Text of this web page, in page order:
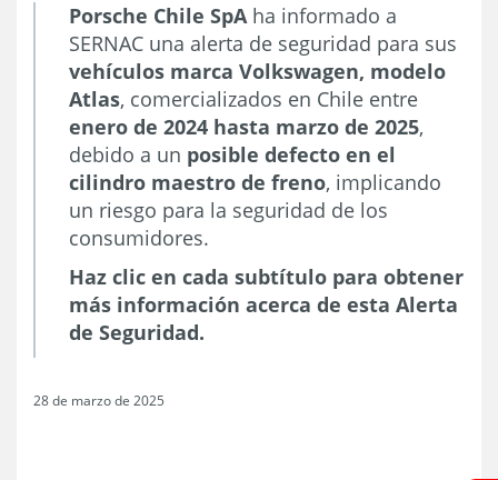
Porsche Chile SpA ha informado a
SERNAC una alerta de seguridad para sus
vehículos marca Volkswagen, modelo
Atlas, comercializados en Chile entre
enero de 2024 hasta marzo de 2025,
debido a un posible defecto en el
cilindro maestro de freno, implicando
un riesgo para la seguridad de los
consumidores.
Haz clic en cada subtítulo para obtener
más información acerca de esta Alerta
de Seguridad.
28 de marzo de 2025